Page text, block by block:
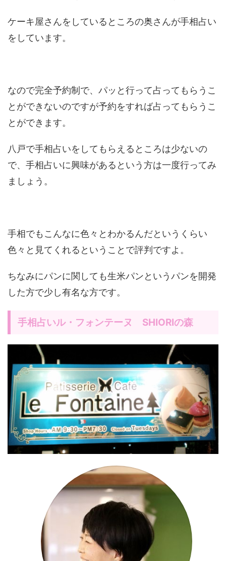
ケーキ屋さんをしているところの奥さんが手相占い
をしています。
なので完全予約制で、パッと行って占ってもらうこ
とができないのですが予約をすれば占ってもらうこ
とができます。
八戸で手相占いをしてもらえるところは少ないの
で、手相占いに興味があるという方は一度行ってみ
ましょう。
手相でもこんなに色々とわかるんだというくらい
色々と見てくれるということで評判ですよ。
ちなみにパンに関しても生米パンというパンを開発
した方で少し有名な方です。
手相占いル・フォンテーヌ SHIORIの森